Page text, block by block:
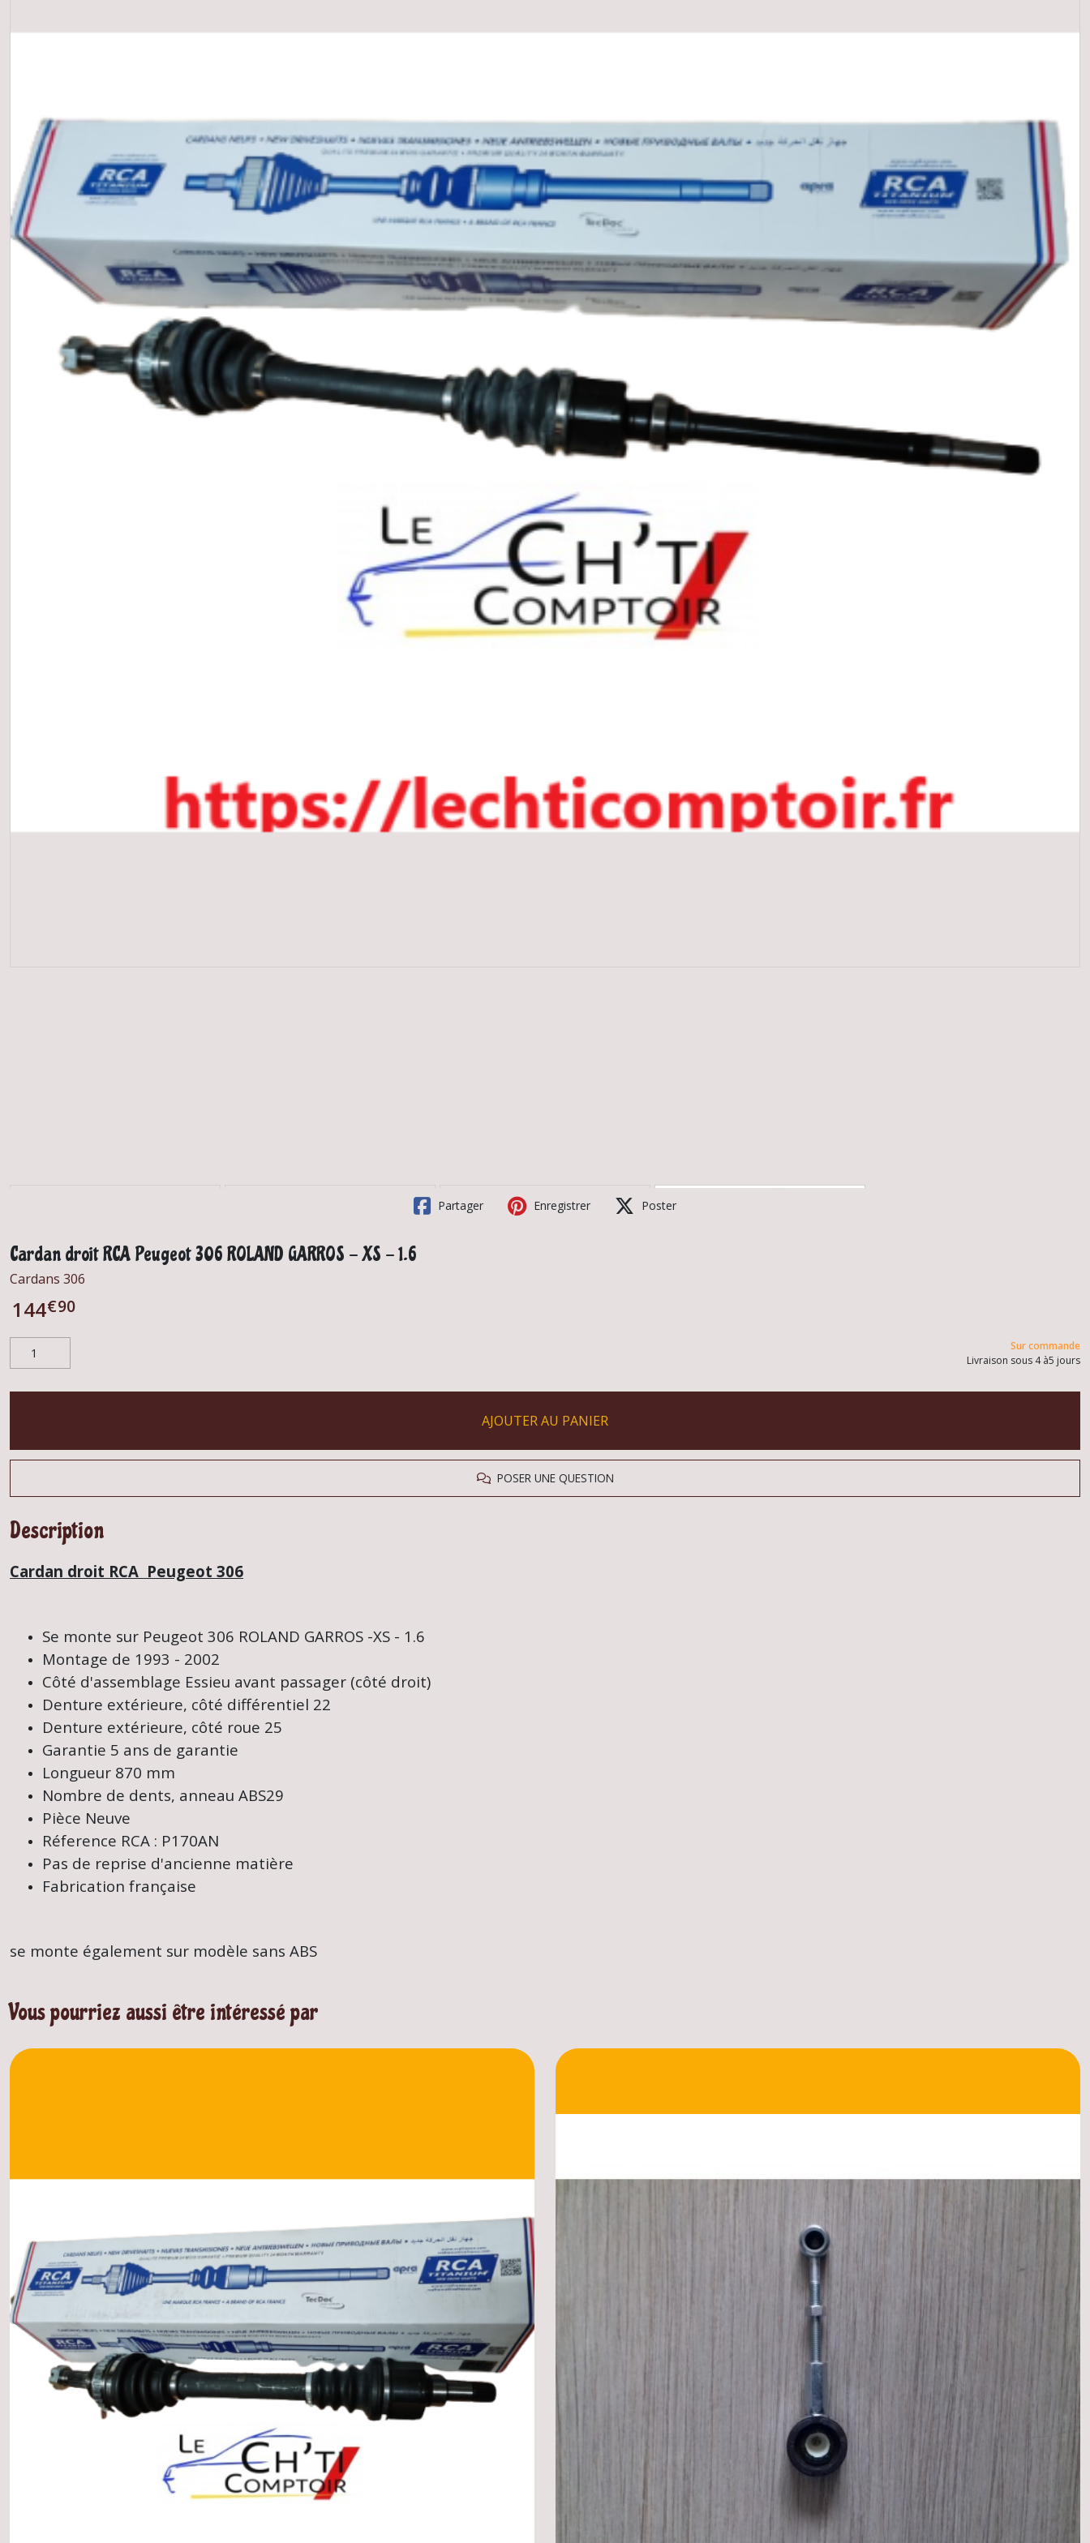
Partager Enregistrer Poster
Cardan droit RCA Peugeot 306 ROLAND GARROS - XS - 1.6
Cardans 306
144€90
Sur commande
Livraison sous 4 à5 jours
AJOUTER AU PANIER
POSER UNE QUESTION
Description
Cardan droit RCA Peugeot 306
Se monte sur Peugeot 306 ROLAND GARROS -XS - 1.6
Montage de 1993 - 2002
Côté d'assemblage Essieu avant passager (côté droit)
Denture extérieure, côté différentiel 22
Denture extérieure, côté roue 25
Garantie 5 ans de garantie
Longueur 870 mm
Nombre de dents, anneau ABS29
Pièce Neuve
Réference RCA : P170AN
Pas de reprise d'ancienne matière
Fabrication française
se monte également sur modèle sans ABS
Vous pourriez aussi être intéressé par